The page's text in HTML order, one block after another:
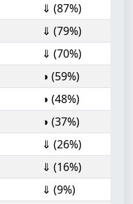
⇓ (87%)
⇓ (79%)
⇓ (70%)
◑ (59%)
◑ (48%)
◑ (37%)
⇓ (26%)
⇓ (16%)
⇓ (9%)